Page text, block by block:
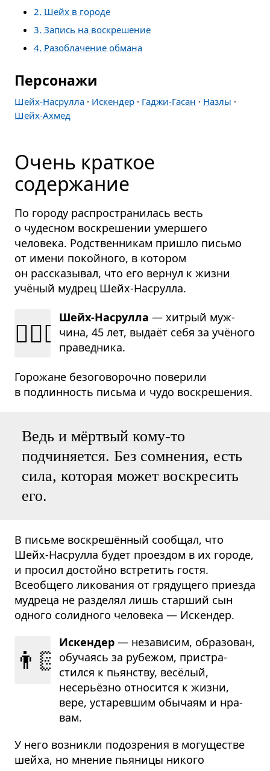
2. Шейх в городе
3. Запись на воскрешение
4. Разоблачение обмана
Персонажи
Шейх-Насрулла · Искендер · Гаджи-Гасан · Назлы ·
Шейх-Ахмед
Очень краткое
содержание
По городу распространилась весть
о чудесном воскрешении умершего
человека. Родственникам пришло письмо
от имени покойного, в котором
он рассказывал, что его вернул к жизни
учёный мудрец Шейх-Насрулла.
👳🏻‍♂️ Шейх-Насрулла — хит­рый муж­
чина, 45 лет, выдаёт себя за учёного
пра­вед­ника.
Горожане безоговорочно поверили
в подлинность письма и чудо воскрешения.
Ведь и мёртвый кому-то
подчиняется. Без сомнения, есть
сила, которая может воскресить
его.
В письме воскрешённый сообщал, что
Шейх-Насрулла будет проездом в их городе,
и просил достойно встретить гостя.
Всеобщего ликования от грядущего приезда
мудреца не разделял лишь старший сын
одного солидного человека — Искендер.
👨🏻
Искендер — неза­ви­сим, обра­зо­ван,
обу­ча­ясь за рубе­жом, при­стра­
стился к пьян­ству, весёлый,
несерьёзно отно­сится к жизни,
вере, уста­рев­шим обы­чаям и нра­
вам.
У него возникли подозрения в могуществе
шейха, но мнение пьяницы никого